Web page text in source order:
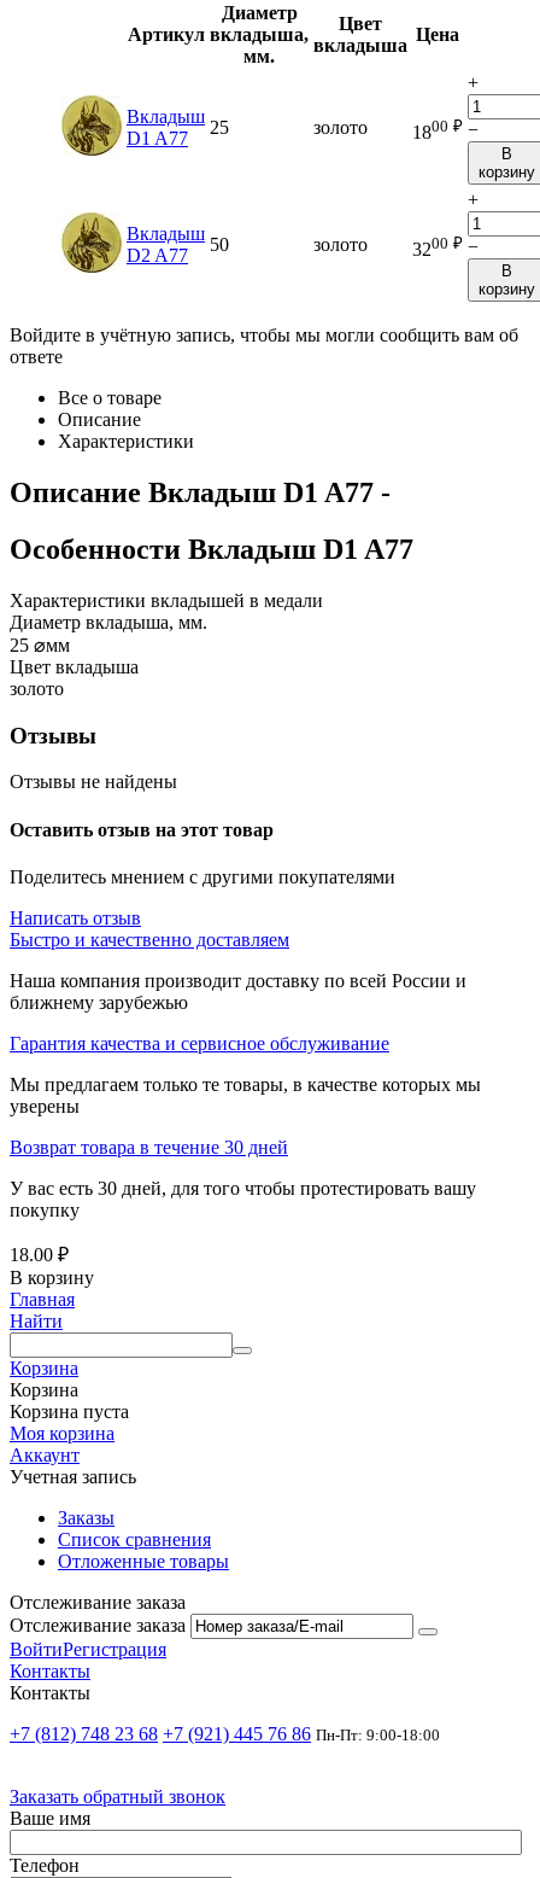
Артикул
Диаметр
вкладыша,
мм.
Цвет
вкладыша
Цена
Вкладыш
D1 A77
25 золото 1800 ₽
+
−
В
корзину
Вкладыш
D2 A77
50 золото 3200 ₽
+
−
В
корзину
Войдите в учётную запись, чтобы мы могли сообщить вам об
ответе
Все о товаре
Описание
Характеристики
Описание Вкладыш D1 A77 -
Особенности Вкладыш D1 A77
Характеристики вкладышей в медали
Диаметр вкладыша, мм.
25 ⌀мм
Цвет вкладыша
золото
Отзывы
Отзывы не найдены
Оставить отзыв на этот товар
Поделитесь мнением с другими покупателями
Написать отзыв
Быстро и качественно доставляем
Наша компания производит доставку по всей России и
ближнему зарубежью
Гарантия качества и сервисное обслуживание
Мы предлагаем только те товары, в качестве которых мы
уверены
Возврат товара в течение 30 дней
У вас есть 30 дней, для того чтобы протестировать вашу
покупку
18.00 ₽
В корзину
Главная
Найти
Корзина
Корзина
Корзина пуста
Моя корзина
Аккаунт
Учетная запись
Заказы
Список сравнения
Отложенные товары
Отслеживание заказа
Отслеживание заказа
ВойтиРегистрация
Контакты
Контакты
+7 (812) 748 23 68 +7 (921) 445 76 86 Пн-Пт: 9:00-18:00
Заказать обратный звонок
Ваше имя
Телефон